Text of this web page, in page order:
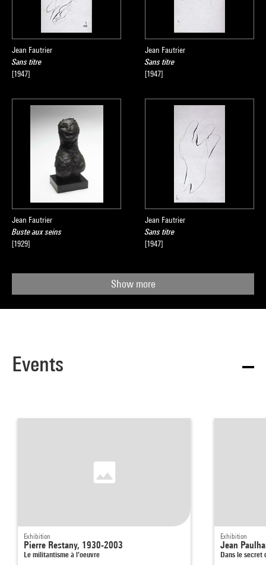
Jean Fautrier
Sans titre
[1947]
Jean Fautrier
Sans titre
[1947]
Jean Fautrier
Buste aux seins
[1929]
Jean Fautrier
Sans titre
[1947]
Show more
Events
Exhibition
Pierre Restany, 1930-2003
Le militantisme à l’oeuvre
Exhibition
Jean
Dans le